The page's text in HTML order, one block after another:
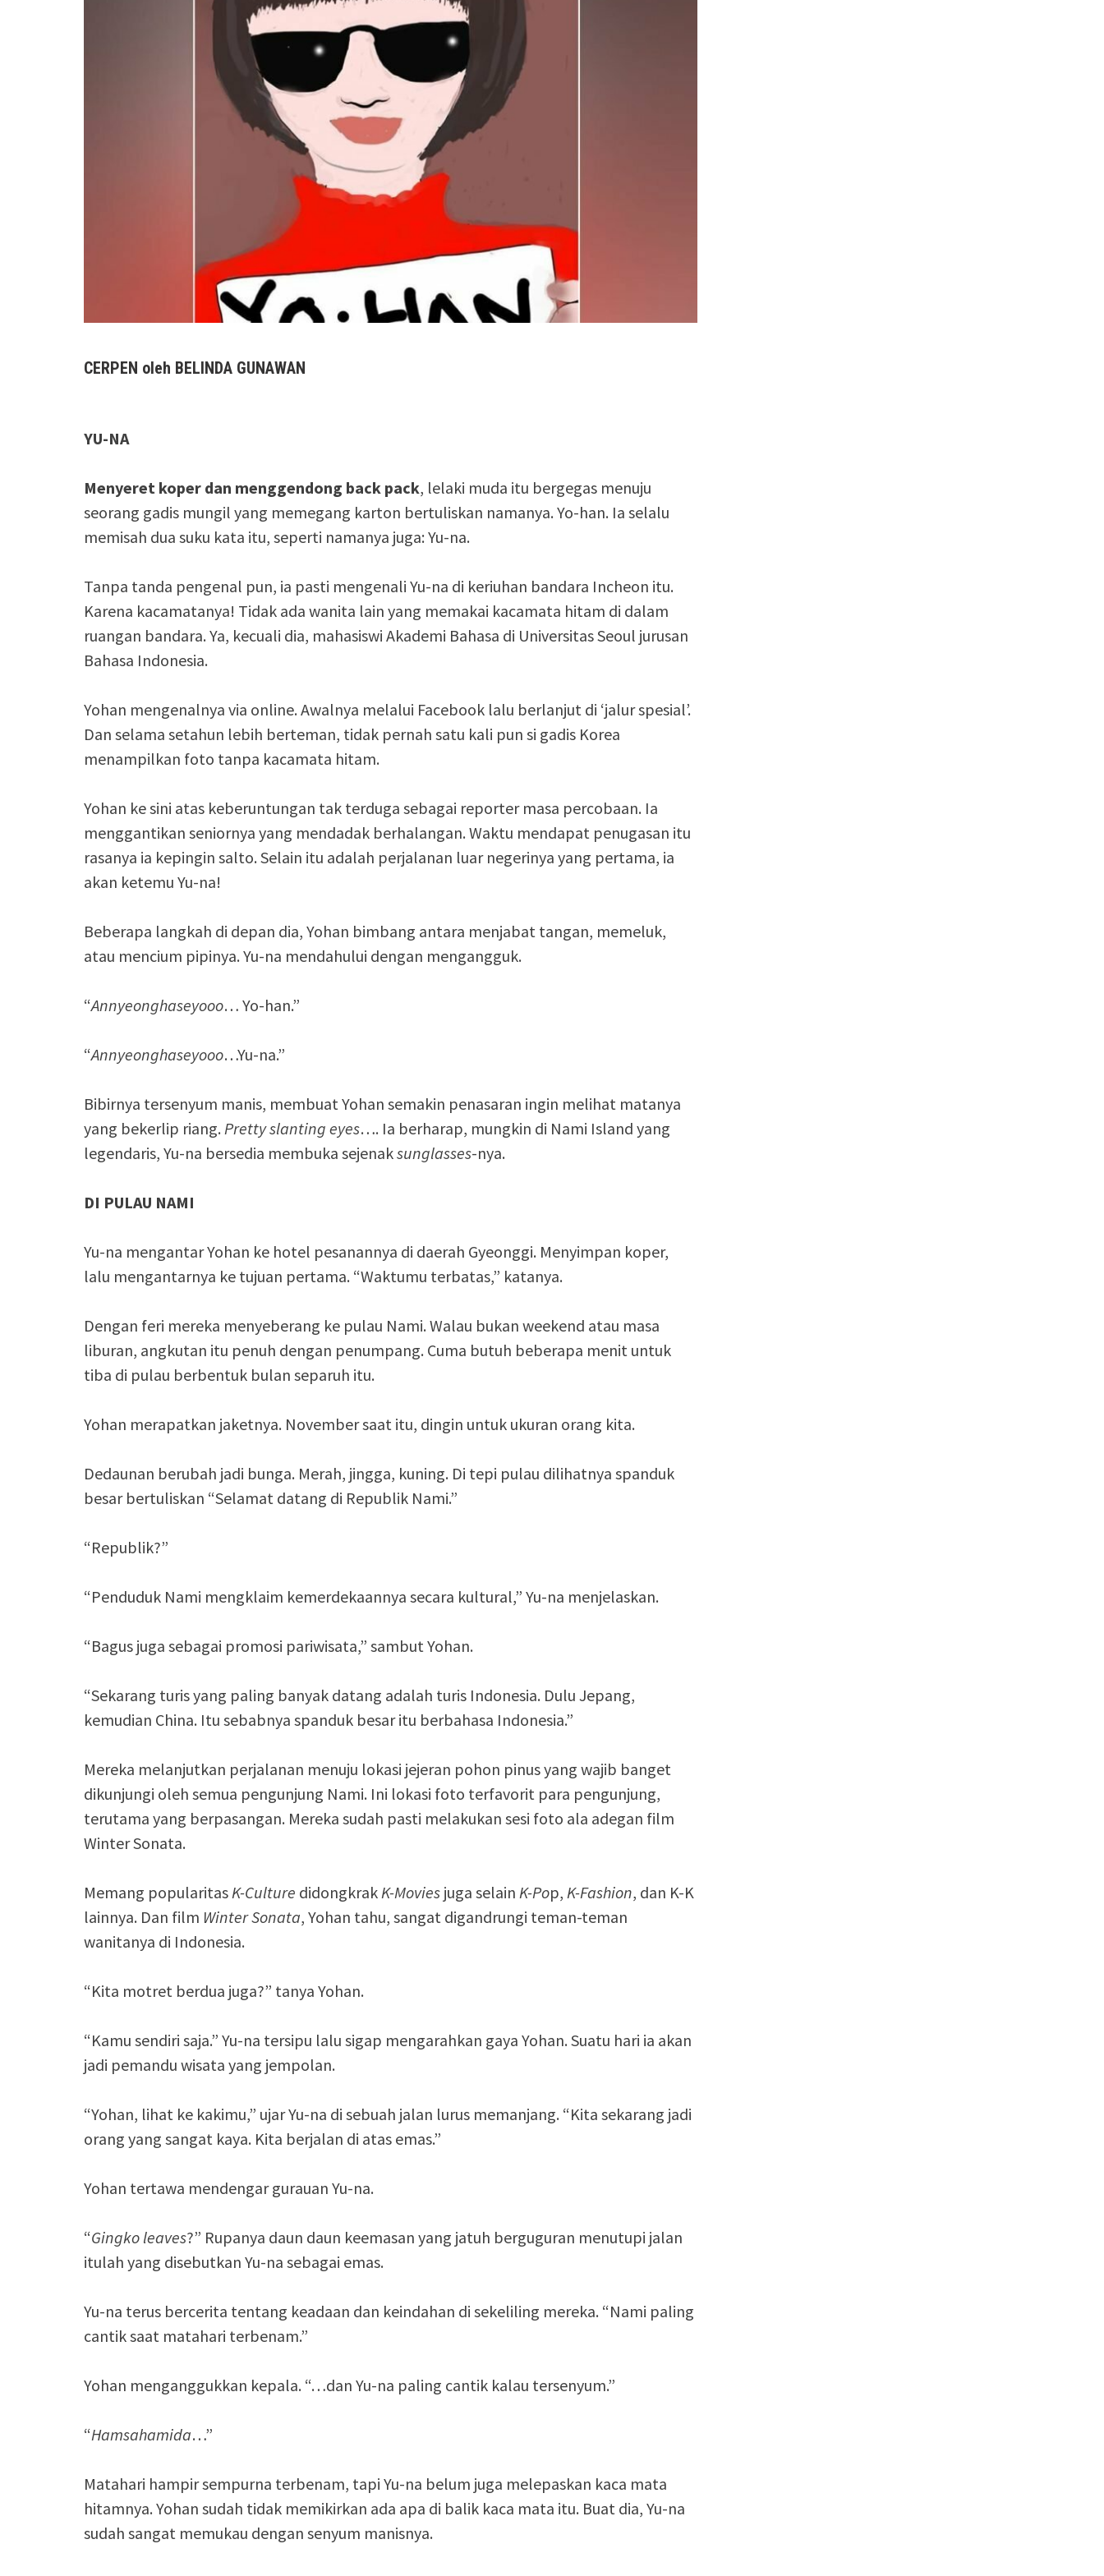
CERPEN oleh BELINDA GUNAWAN
YU-NA
Menyeret koper dan menggendong back pack, lelaki muda itu bergegas menuju
seorang gadis mungil yang memegang karton bertuliskan namanya. Yo-han. Ia selalu
memisah dua suku kata itu, seperti namanya juga: Yu-na.
Tanpa tanda pengenal pun, ia pasti mengenali Yu-na di keriuhan bandara Incheon itu.
Karena kacamatanya! Tidak ada wanita lain yang memakai kacamata hitam di dalam
ruangan bandara. Ya, kecuali dia, mahasiswi Akademi Bahasa di Universitas Seoul jurusan
Bahasa Indonesia.
Yohan mengenalnya via online. Awalnya melalui Facebook lalu berlanjut di ‘jalur spesial’.
Dan selama setahun lebih berteman, tidak pernah satu kali pun si gadis Korea
menampilkan foto tanpa kacamata hitam.
Yohan ke sini atas keberuntungan tak terduga sebagai reporter masa percobaan. Ia
menggantikan seniornya yang mendadak berhalangan. Waktu mendapat penugasan itu
rasanya ia kepingin salto. Selain itu adalah perjalanan luar negerinya yang pertama, ia
akan ketemu Yu-na!
Beberapa langkah di depan dia, Yohan bimbang antara menjabat tangan, memeluk,
atau mencium pipinya. Yu-na mendahului dengan mengangguk.
“Annyeonghaseyooo… Yo-han.”
“Annyeonghaseyooo…Yu-na.”
Bibirnya tersenyum manis, membuat Yohan semakin penasaran ingin melihat matanya
yang bekerlip riang. Pretty slanting eyes…. Ia berharap, mungkin di Nami Island yang
legendaris, Yu-na bersedia membuka sejenaksunglasses-nya.
DI PULAU NAMI
Yu-na mengantar Yohan ke hotel pesanannya di daerah Gyeonggi. Menyimpan koper,
lalu mengantarnya ke tujuan pertama. “Waktumu terbatas,” katanya.
Dengan feri mereka menyeberang ke pulau Nami. Walau bukan weekend atau masa
liburan, angkutan itu penuh dengan penumpang. Cuma butuh beberapa menit untuk
tiba di pulau berbentuk bulan separuh itu.
Yohan merapatkan jaketnya. November saat itu, dingin untuk ukuran orang kita.
Dedaunan berubah jadi bunga. Merah, jingga, kuning. Di tepi pulau dilihatnya spanduk
besar bertuliskan “Selamat datang di Republik Nami.”
“Republik?”
“Penduduk Nami mengklaim kemerdekaannya secara kultural,” Yu-na menjelaskan.
“Bagus juga sebagai promosi pariwisata,” sambut Yohan.
“Sekarang turis yang paling banyak datang adalah turis Indonesia. Dulu Jepang,
kemudian China. Itu sebabnya spanduk besar itu berbahasa Indonesia.”
Mereka melanjutkan perjalanan menuju lokasi jejeran pohon pinus yang wajib banget
dikunjungi oleh semua pengunjung Nami. Ini lokasi foto terfavorit para pengunjung,
terutama yang berpasangan. Mereka sudah pasti melakukan sesi foto ala adegan film
Winter Sonata.
Memang popularitas K-Culture didongkrak K-Movies juga selain K-Pop, K-Fashion, dan K-K
lainnya. Dan film Winter Sonata, Yohan tahu, sangat digandrungi teman-teman
wanitanya di Indonesia.
“Kita motret berdua juga?” tanya Yohan.
“Kamu sendiri saja.” Yu-na tersipu lalu sigap mengarahkan gaya Yohan. Suatu hari ia akan
jadi pemandu wisata yang jempolan.
“Yohan, lihat ke kakimu,” ujar Yu-na di sebuah jalan lurus memanjang. “Kita sekarang jadi
orang yang sangat kaya. Kita berjalan di atas emas.”
Yohan tertawa mendengar gurauan Yu-na.
“Gingko leaves?” Rupanya daun daun keemasan yang jatuh berguguran menutupi jalan
itulah yang disebutkan Yu-na sebagai emas.
Yu-na terus bercerita tentang keadaan dan keindahan di sekeliling mereka. “Nami paling
cantik saat matahari terbenam.”
Yohan menganggukkan kepala. “…dan Yu-na paling cantik kalau tersenyum.”
“Hamsahamida…”
Matahari hampir sempurna terbenam, tapi Yu-na belum juga melepaskan kaca mata
hitamnya. Yohan sudah tidak memikirkan ada apa di balik kaca mata itu. Buat dia, Yu-na
sudah sangat memukau dengan senyum manisnya.